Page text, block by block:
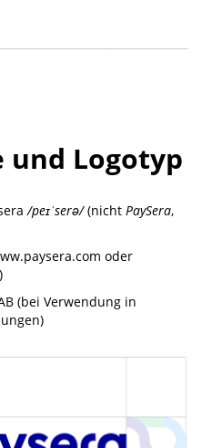
und Logotyp
/peɪˈserə/(nicht PaySera,
oder
)
(bei Verwendung in